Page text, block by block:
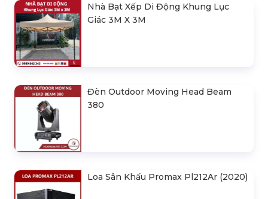
Nhà Bạt Xếp Di Động Khung Lục
Giác 3M X 3M
Đèn Outdoor Moving Head Beam
380
Loa Sân Khấu Promax Pl212Ar (2020)